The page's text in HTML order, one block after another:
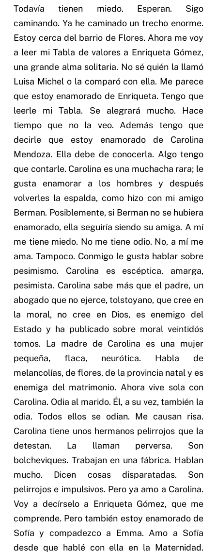
Todavía tienen miedo. Esperan. Sigo
caminando. Ya he caminado un trecho enorme.
Estoy cerca del barrio de Flores. Ahora me voy
a leer mi Tabla de valores a Enriqueta Gómez,
una grande alma solitaria. No sé quién la llamó
Luisa Michel o la comparó con ella. Me parece
que estoy enamorado de Enriqueta. Tengo que
leerle mi Tabla. Se alegrará mucho. Hace
tiempo que no la veo. Además tengo que
decirle que estoy enamorado de Carolina
Mendoza. Ella debe de conocerla. Algo tengo
que contarle. Carolina es una muchacha rara; le
gusta enamorar a los hombres y después
volverles la espalda, como hizo con mi amigo
Berman. Posiblemente, si Berman no se hubiera
enamorado, ella seguiría siendo su amiga. A mí
me tiene miedo. No me tiene odio. No, a mí me
ama. Tampoco. Conmigo le gusta hablar sobre
pesimismo. Carolina es escéptica, amarga,
pesimista. Carolina sabe más que el padre, un
abogado que no ejerce, tolstoyano, que cree en
la moral, no cree en Dios, es enemigo del
Estado y ha publicado sobre moral veintidós
tomos. La madre de Carolina es una mujer
pequeña, flaca, neurótica. Habla de
melancolías, de flores, de la provincia natal y es
enemiga del matrimonio. Ahora vive sola con
Carolina. Odia al marido. Él, a su vez, también la
odia. Todos ellos se odian. Me causan risa.
Carolina tiene unos hermanos pelirrojos que la
detestan. La llaman perversa. Son
bolcheviques. Trabajan en una fábrica. Hablan
mucho. Dicen cosas disparatadas. Son
pelirrojos e impulsivos. Pero ya amo a Carolina.
Voy a decírselo a Enriqueta Gómez, que me
comprende. Pero también estoy enamorado de
Sofía y compadezco a Emma. Amo a Sofía
desde que hablé con ella en la Maternidad.